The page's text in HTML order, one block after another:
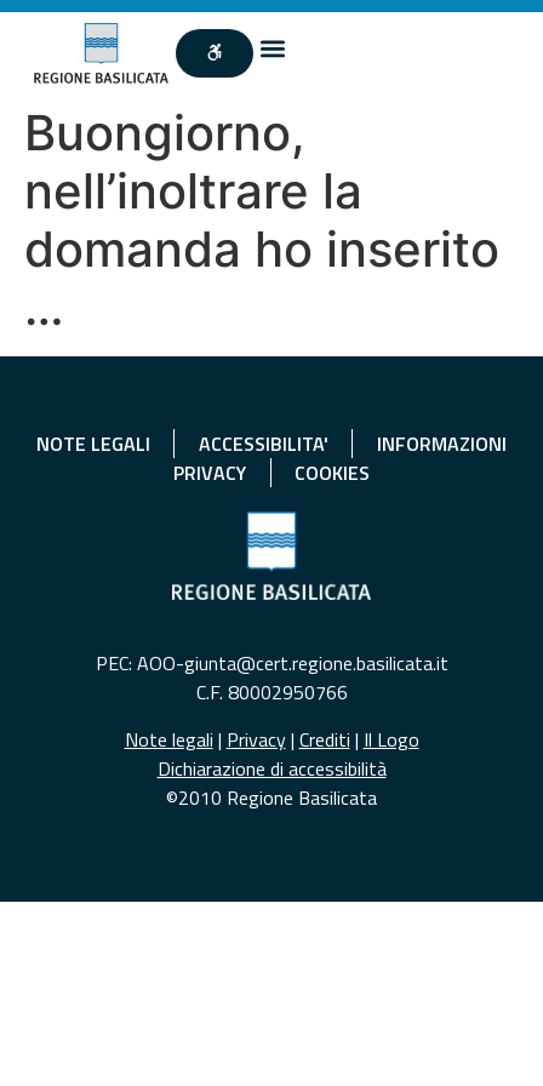
Buongiorno,
nell’inoltrare la
domanda ho inserito
…
NOTE LEGALI ACCESSIBILITA'
INFORMAZIONI
PRIVACY
COOKIES
PEC: AOO-giunta@cert.regione.basilicata.it
C.F. 80002950766
Note legali | Privacy| Crediti | Il Logo
Dichiarazione di accessibilità
©2010 Regione Basilicata